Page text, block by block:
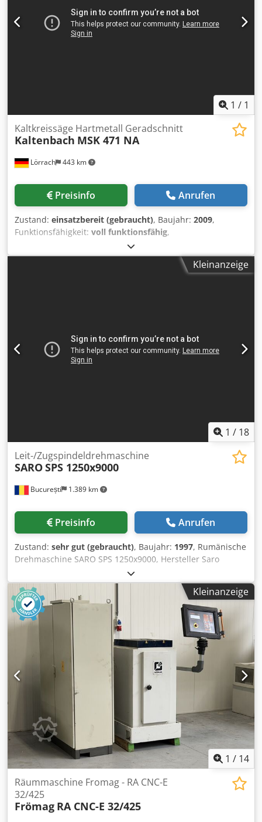
feste Lünetten, 1 mitl. Lünette, mitl. Spitze,
Kühlmitteleinrichtung
1 / 1
Lörrach 443 km
Kaltkreissäge Hartmetall Geradschnitt
Kaltenbach MSK 471 NA
Preisinfo Anrufen
Zustand: einsatzbereit (gebraucht), Baujahr: 2009,
Funktionsfähigkeit: voll funktionsfähig,
460 mm
bei 90°:150 mm, Arbeitshöhe:1.030 mm, Geradschnitt-
Kreissägeautomat MSK 471 NA Dcjdeubbw Aepfx Ahmek
Kleinanzeige
1 / 18
București 1.389 km
Leit-/Zugspindeldrehmaschine
SAROSPS 1250x9000
Preisinfo Anrufen
Zustand: sehr gut (gebraucht), Baujahr: 1997, Rumänische
Drehmaschine SARO SPS 1250x9000, Hersteller Saro
Targoviste, Baujahr 1997. Futterdurchmesser 1250 mm,
max. Umlaufdurchmesser über Bett 1250 mm,
Spindeldurchmesser 250 mm, Spitzenweite 9000 mm, max.
Umlaufdurchmesser über Support 920 mm, max.
Werkstückgewicht zwischen den Spitzen 15.000 kg.
Schleifvorrichtung verfügbar! Video der Maschine unter
Strom verfügbar. Gewicht ca. 25 Tonnen. Dsdpfx Ahsy
Kleinanzeige
1 / 14
Räummaschine Fromag - RA CNC-E
32/425
Frömag RA CNC-E 32/425